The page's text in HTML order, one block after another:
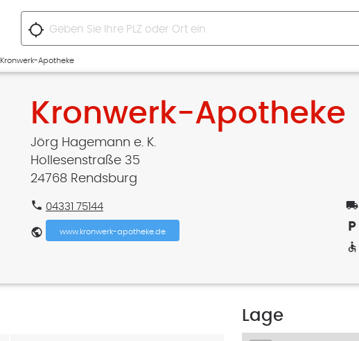
location_searching
Kronwerk-Apotheke
Kronwerk-Apotheke
Jörg Hagemann e. K.
Hollesenstraße 35
24768 Rendsburg
phone 04331 75144
public www.kronwerk-apotheke.de
local_shipping
local_parking
accessible
Lage